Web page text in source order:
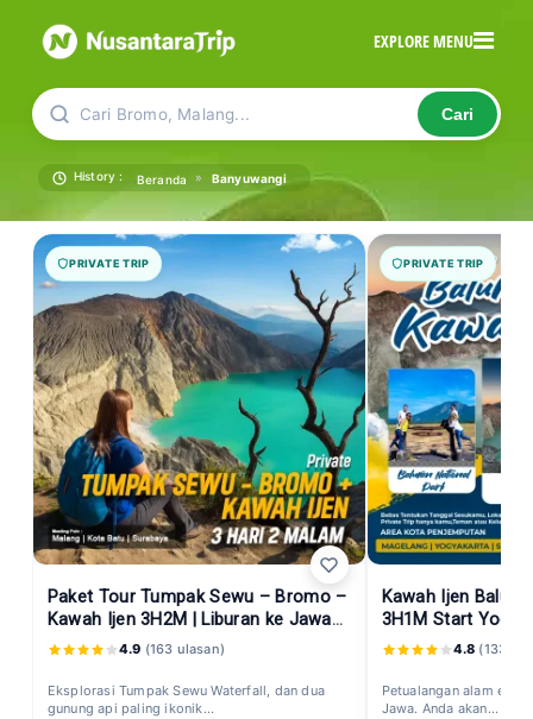
EXPLORE MENU
Cari Bromo, Malang... Cari
History : Beranda » Banyuwangi
PRIVATE TRIP
Paket Tour Tumpak Sewu – Bromo –
Kawah Ijen 3H2M | Liburan ke Jawa
Timur
4.9 (163 ulasan)
Eksplorasi Tumpak Sewu Waterfall, dan dua
gunung api paling ikonik...
PRIVATE TRIP
Kawah Ijen
3H1M Start
Small Group
4.8 (133
Petualangan alam
Jawa. Anda akan...